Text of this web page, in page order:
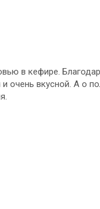
в кефире.
очень вкусной. А о